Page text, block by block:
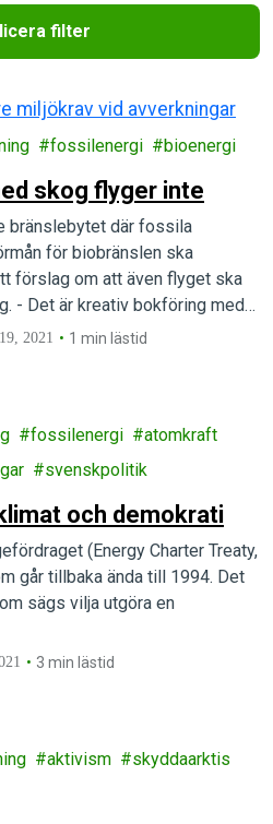
filter
fossilenergi bioenergi
skog flyger inte
bränslebytet där fossila
för biobränslen ska
förslag om att även flyget ska
- Det är kreativ bokföring med
och flyget under
2021 1 min lästid
fossilenergi
atomkraft
svenskpolitik
och demokrati
(Energy Charter Treaty,
går tillbaka ända till 1994. Det
sägs vilja utgöra en
3 min lästid
aktivism
skyddaarktis